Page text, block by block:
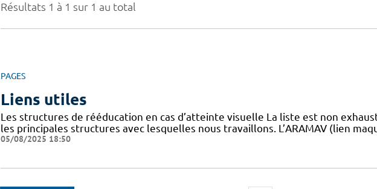
Résultats 1 à 1 sur 1 au total
PAGES
Liens utiles
Les structures de rééducation en cas d’atteinte visuelle La liste est non
les principales structures avec lesquelles nous travaillons. L’ARAMAV (lien
05/08/2025 18:50